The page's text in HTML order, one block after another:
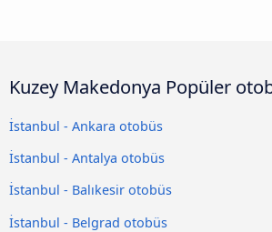
Kuzey Makedonya Popüler
İstanbul - Ankara otobüs
İstanbul - Antalya otobüs
İstanbul - Balıkesir otobüs
İstanbul - Belgrad otobüs